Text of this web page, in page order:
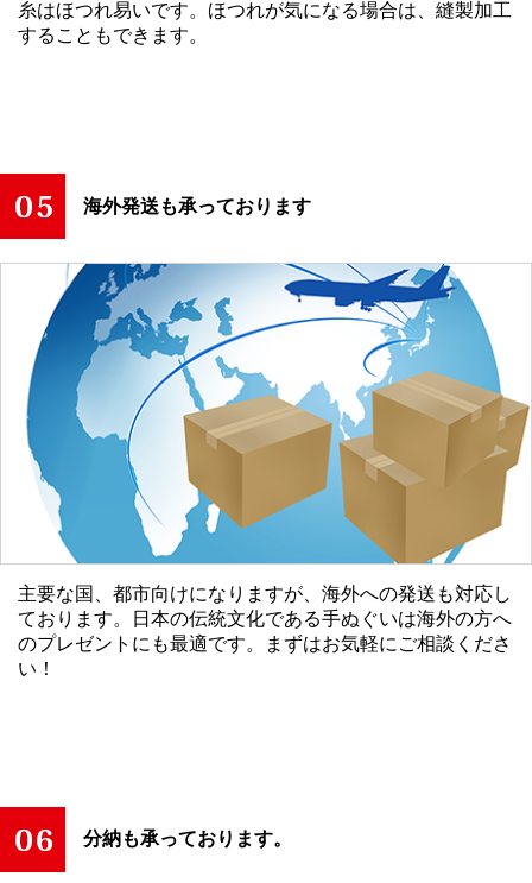
糸はほつれ易いです。ほつれが気になる場合は、縫製加工
することもできます。
海外発送も承っております
主要な国、都市向けになりますが、海外への発送も対応し
ております。日本の伝統文化である手ぬぐいは海外の方へ
のプレゼントにも最適です。まずはお気軽にご相談くださ
い！
分納も承っております。